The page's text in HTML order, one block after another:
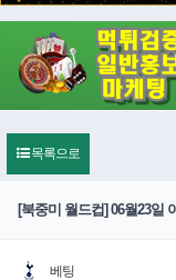
목록으로
[북중미 월드컵] 06월23일
베팅